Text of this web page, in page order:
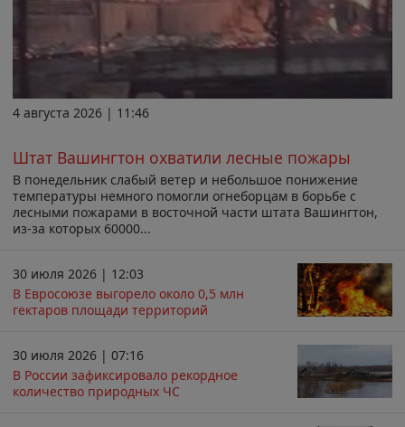
4 августа 2026 | 11:46
Штат Вашингтон охватили лесные пожары
В понедельник слабый ветер и небольшое понижение
температуры немного помогли огнеборцам в борьбе с
лесными пожарами в восточной части штата Вашингтон,
из-за которых 60000...
30 июля 2026 | 12:03
В Евросоюзе выгорело около 0,5 млн
гектаров площади территорий
30 июля 2026 | 07:16
В России зафиксировало рекордное
количество природных ЧС